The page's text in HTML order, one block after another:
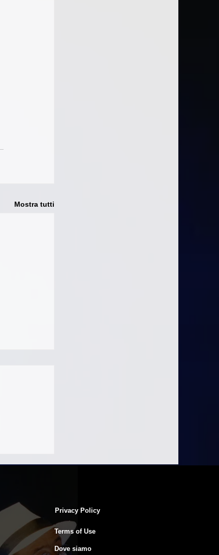
Mostra tutti
Privacy Policy
Terms of Use
Dove siamo